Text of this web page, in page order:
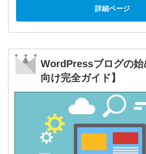
詳細ページ
WordPressブログの始
向け完全ガイド】